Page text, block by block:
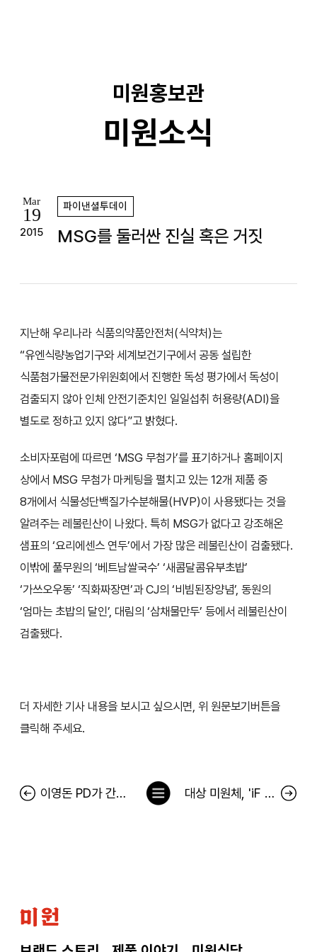
미원홍보관
미원소식
Mar
19
2015
파이낸셜투데이
MSG를 둘러싼 진실 혹은 거짓
지난해 우리나라 식품의약품안전처(식약처)는
“유엔식량농업기구와 세계보건기구에서 공동 설립한
식품첨가물전문가위원회에서 진행한 독성 평가에서 독성이
검출되지 않아 인체 안전기준치인 일일섭취 허용량(ADI)을
별도로 정하고 있지 않다”고 밝혔다.
소비자포럼에 따르면 ‘MSG 무첨가’를 표기하거나 홈페이지
상에서 MSG 무첨가 마케팅을 펼치고 있는 12개 제품 중
8개에서 식물성단백질가수분해물(HVP)이 사용됐다는 것을
알려주는 레불린산이 나왔다. 특히 MSG가 없다고 강조해온
샘표의 ‘요리에센스 연두’에서 가장 많은 레불린산이 검출됐다.
이밖에 풀무원의 ‘베트남쌀국수’ ‘새콤달콤유부초밥’
‘가쓰오우동’ ‘직화짜장면’과 CJ의 ‘비빔된장양념’, 동원의
‘엄마는 초밥의 달인’, 대림의 ‘삼채물만두’ 등에서 레불린산이
검출됐다.
더 자세한 기사 내용을 보시고 싶으시면, 위 원문보기버튼을
클릭해 주세요.
이영돈 PD가 간다. 그런데 어디로? 대상 미원체, 'iF 디자인 어워드 2023' 커뮤니케이션 부문 수상
목
록
미